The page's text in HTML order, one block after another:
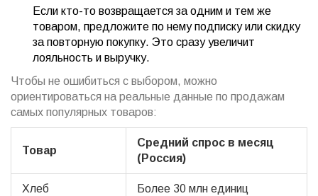
Если кто-то возвращается за одним и тем же
товаром, предложите по нему подписку или скидку
за повторную покупку. Это сразу увеличит
лояльность и выручку.
Чтобы не ошибиться с выбором, можно
ориентироваться на реальные данные по продажам
самых популярных товаров:
Товар
Средний спрос в месяц
(Россия)
Хлеб Более 30 млн единиц